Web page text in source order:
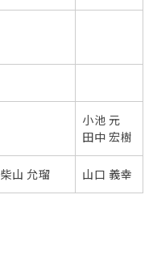
小池 元
田中 宏樹
柴山 允瑠 山口 義幸